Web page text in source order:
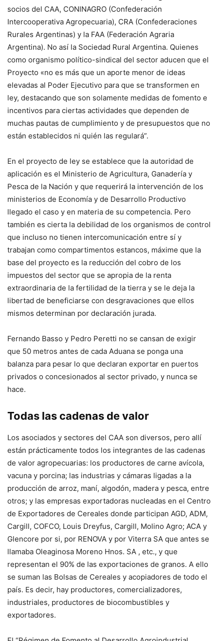
socios del CAA, CONINAGRO (Confederación
Intercooperativa Agropecuaria), CRA (Confederaciones
Rurales Argentinas) y la FAA (Federación Agraria
Argentina). No así la Sociedad Rural Argentina. Quienes
como organismo político-sindical del sector aducen que el
Proyecto «no es más que un aporte menor de ideas
elevadas al Poder Ejecutivo para que se transformen en
ley, destacando que son solamente medidas de fomento e
incentivos para ciertas actividades que dependen de
muchas pautas de cumplimiento y de presupuestos que no
están establecidos ni quién las regulará”.
En el proyecto de ley se establece que la autoridad de
aplicación es el Ministerio de Agricultura, Ganadería y
Pesca de la Nación y que requerirá la intervención de los
ministerios de Economía y de Desarrollo Productivo
llegado el caso y en materia de su competencia. Pero
también es cierta la debilidad de los organismos de control
que incluso no tienen intercomunicación entre sí y
trabajan como compartimentos estancos, máxime que la
base del proyecto es la reducción del cobro de los
impuestos del sector que se apropia de la renta
extraordinaria de la fertilidad de la tierra y se le deja la
libertad de beneficiarse con desgravaciones que ellos
mismos determinan por declaración jurada.
Fernando Basso y Pedro Peretti no se cansan de exigir
que 50 metros antes de cada Aduana se ponga una
balanza para pesar lo que declaran exportar en puertos
privados o concesionados al sector privado, y nunca se
hace.
Todas las cadenas de valor
Los asociados y sectores del CAA son diversos, pero allí
están prácticamente todos los integrantes de las cadenas
de valor agropecuarias: los productores de carne avícola,
vacuna y porcina; las industrias y cámaras ligadas a la
producción de arroz, maní, algodón, madera y pesca, entre
otros; y las empresas exportadoras nucleadas en el Centro
de Exportadores de Cereales donde participan AGD, ADM,
Cargill, COFCO, Louis Dreyfus, Cargill, Molino Agro; ACA y
Glencore por si, por RENOVA y por Viterra SA que antes se
llamaba Oleaginosa Moreno Hnos. SA , etc., y que
representan el 90% de las exportaciones de granos. A ello
se suman las Bolsas de Cereales y acopiadores de todo el
país. Es decir, hay productores, comercializadores,
industriales, productores de biocombustibles y
exportadores.